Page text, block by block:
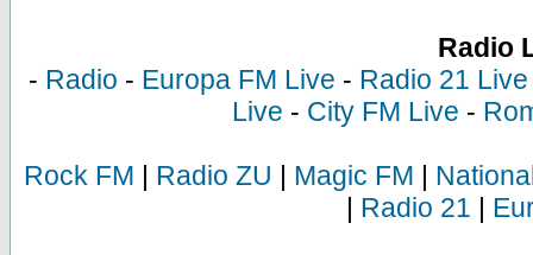
Radio
- Radio - Europa FM Live - Radio 21 Live
Live - City FM Live -
Rock FM | Radio ZU | Magic FM |
| Radio 21 |